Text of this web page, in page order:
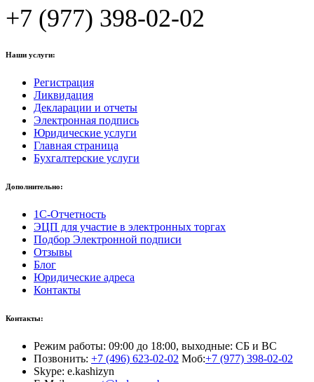
+7 (977) 398-02-02
Наши услуги:
Регистрация
Ликвидация
Декларации и отчеты
Электронная подпись
Юридические услуги
Главная страница
Бухгалтерские услуги
Дополнительно:
1С-Отчетность
ЭЦП для участие в электронных торгах
Подбор Электронной подписи
Отзывы
Блог
Юридические адреса
Контакты
Контакты:
Режим работы: 09:00 до 18:00, выходные: СБ и ВС
Позвонить: +7 (496) 623-02-02 Моб:+7 (977) 398-02-02
Skype: e.kashizyn